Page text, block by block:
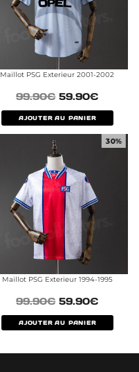
Maillot PSG Exterieur 2001-2002
99.90€ 59.90€
AJOUTER AU PANIER
30%
Maillot PSG Exterieur 1994-1995
99.90€ 59.90€
AJOUTER AU PANIER